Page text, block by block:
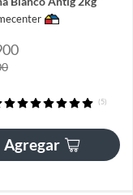
(5)
Agregar